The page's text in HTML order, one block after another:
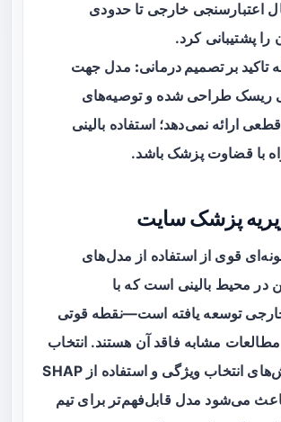
اعتبارسنجی خارجی تا حدودی
را پشتیبانی کرد.
تاکید بر تصمیم درمانی: مدل جهت
ریسک طراحی شده و توصیه‌های
ارائه نمی‌دهد؛ استفاده بالینی
با قضاوت پزشک باشد.
پزشک سایت
قوی از استفاده از مدل‌های
در محیط بالینی است که با
توسعه یافته است—نقطه قوتی
مشابه فاقد آن هستند. انتخاب
ترکیبی از روش‌های انتخاب ویژگی و استفاده از SHAP
می‌شود مدل قابل‌فهم‌تر برای تیم